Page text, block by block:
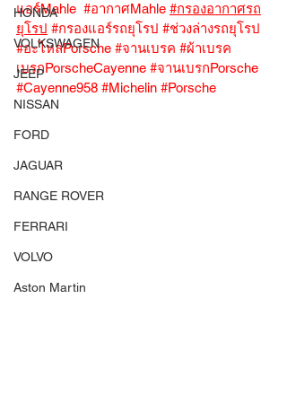
HONDA
VOLKSWAGEN
JEEP
NISSAN
FORD
JAGUAR
RANGE ROVER
FERRARI
VOLVO
Aston Martin
แอร์Mahle #อากาศMahle #กรองอากาศรถ
ยุโรป #กรองแอร์รถยุโรป #ช่วงล่างรถยุโรป
#อะไหล่Porsche #จานเบรค #ผ้าเบรค
เบรกPorscheCayenne #จานเบรกPorsche
#Cayenne958 #Michelin #Porsche